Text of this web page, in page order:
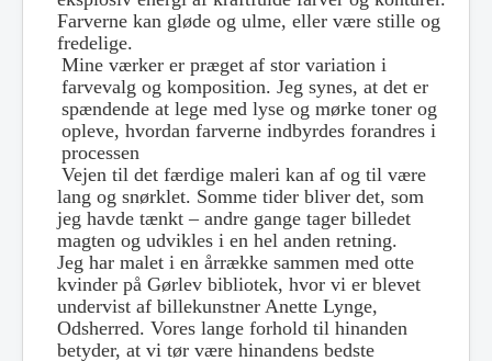
Farverne kan gløde og ulme, eller være stille og
fredelige.
Mine værker er præget af stor variation i
farvevalg og komposition. Jeg synes, at det er
spændende at lege med lyse og mørke toner og
opleve, hvordan farverne indbyrdes forandres i
processen
Vejen til det færdige maleri kan af og til være
lang og snørklet. Somme tider bliver det, som
jeg havde tænkt – andre gange tager billedet
magten og udvikles i en hel anden retning.
Jeg har malet i en årrække sammen med otte
kvinder på Gørlev bibliotek, hvor vi er blevet
undervist af billekunstner Anette Lynge,
Odsherred. Vores lange forhold til hinanden
betyder, at vi tør være hinandens bedste